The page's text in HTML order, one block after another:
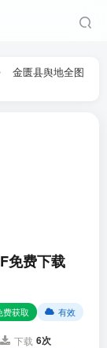
金匮县舆地全图
免费下载
费获取 有效
下载 6次